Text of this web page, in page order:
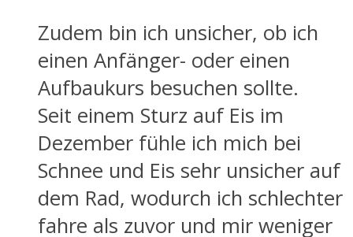
Zudem bin ich unsicher, ob ich
einen Anfänger- oder einen
Aufbaukurs besuchen sollte.
Seit einem Sturz auf Eis im
Dezember fühle ich mich bei
Schnee und Eis sehr unsicher auf
dem Rad, wodurch ich schlechter
fahre als zuvor und mir weniger